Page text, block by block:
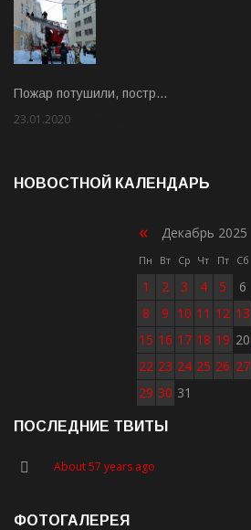
Пожар потушили, постр…
23.01.2020
НОВОСТНОЙ КАЛЕНДАРЬ
« Декабрь 2025
Пн Вт Ср Чт Пт Сб
1 2 3 4 5 6
8
9 10 11 12 13
15 16 17 18 19 20
22 23 24 25 26 27
29 30 31
ПОСЛЕДНИЕ ТВИТЫ
About 57 years ago
ФОТОГАЛЕРЕЯ